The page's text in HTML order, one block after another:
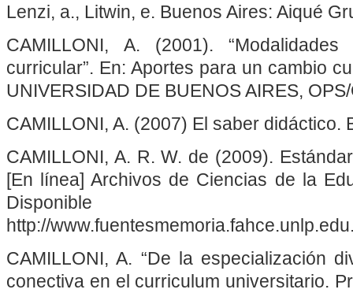
Lenzi, a., Litwin, e. Buenos Aires: Aiqué
CAMILLONI, A. (2001).
curricular”. En: Aportes para un cambio
UNIVERSIDAD DE BUENOS AIRES,
CAMILLONI, A. (2007) El saber didáctico.
CAMILLONI, A. R. W. de (2009).
[En línea] Archivos de Ciencias de la
http://
CAMILLONI, A. “De la especialización
conectiva en el curriculum universitario.